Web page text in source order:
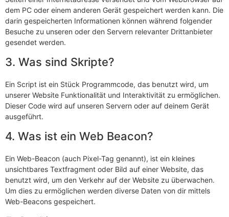
dem PC oder einem anderen Gerät gespeichert werden kann. Die
darin gespeicherten Informationen können während folgender
Besuche zu unseren oder den Servern relevanter Drittanbieter
gesendet werden.
3. Was sind Skripte?
Ein Script ist ein Stück Programmcode, das benutzt wird, um
unserer Website Funktionalität und Interaktivität zu ermöglichen.
Dieser Code wird auf unseren Servern oder auf deinem Gerät
ausgeführt.
4. Was ist ein Web Beacon?
Ein Web-Beacon (auch Pixel-Tag genannt), ist ein kleines
unsichtbares Textfragment oder Bild auf einer Website, das
benutzt wird, um den Verkehr auf der Website zu überwachen.
Um dies zu ermöglichen werden diverse Daten von dir mittels
Web-Beacons gespeichert.